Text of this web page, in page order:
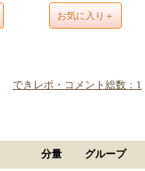
お気に入り＋
できレポ・コメント総数：1
分量 グループ